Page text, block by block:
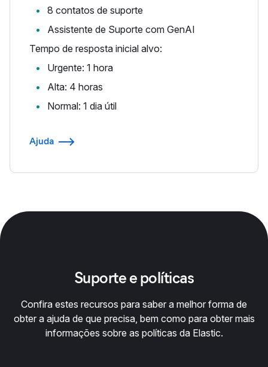
8 contatos de suporte
Assistente de Suporte com GenAI
Tempo de resposta inicial alvo:
Urgente: 1 hora
Alta: 4 horas
Normal: 1 dia útil
Ajuda
Suporte e políticas
Confira estes recursos para saber a melhor forma de
obter a ajuda de que precisa, bem como para obter mais
informações sobre as políticas da Elastic.